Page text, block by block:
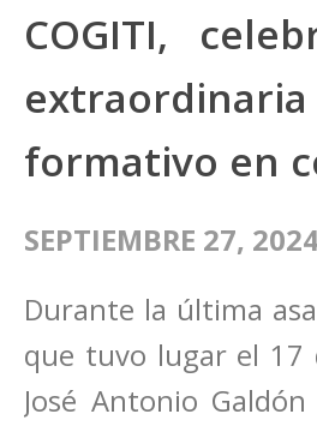
COGITI,
formativo en
SEPTIEMBRE 27,
Durante la última
que tuvo lugar el 17
José Antonio